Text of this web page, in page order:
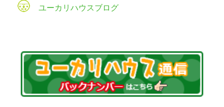
ユーカリハウスブログ